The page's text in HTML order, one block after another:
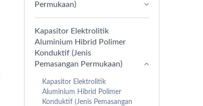
Permukaan)
Kapasitor Elektrolitik
Aluminium Hibrid Polimer
Konduktif (Jenis
Pemasangan Permukaan)
Kapasitor Elektrolitik
Aluminium Hibrid Polimer
Konduktif (Jenis Pemasangan